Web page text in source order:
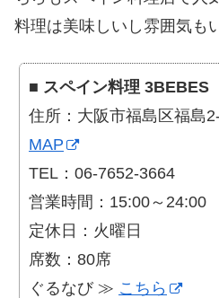
料理は美味しいし雰囲気も
■ スペイン料理 3BEBES
住所：大阪市福島区福
MAP
TEL：06-7652-3664
営業時間：15:00～24:00
定休日：火曜日
席数：80席
ぐるなび ≫ こちら